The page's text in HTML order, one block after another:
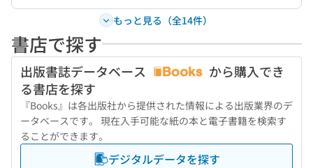
もっと見る（全14件）
書店で探す
出版書誌データベース
から購入でき
る書店を探す
『Books』は各出版社から提供された情報による出版業界のデ
ータベースです。 現在入手可能な紙の本と電子書籍を検索す
ることができます。
デジタルデータを探す